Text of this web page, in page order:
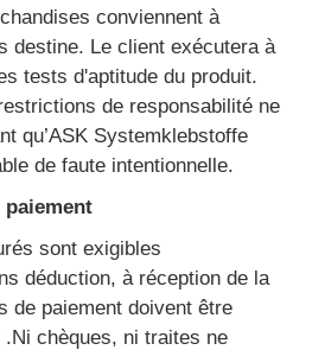
conviennent à
destine. Le client exécutera à
tests d'aptitude du produit.
de responsabilité ne
qu’ASK Systemklebstoffe
de faute intentionnelle.
paiement
sont exigibles
déduction, à réception de la
de paiement doivent être
chèques, ni traites ne